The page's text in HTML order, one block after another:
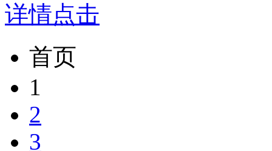
详情点击
首页
1
2
3